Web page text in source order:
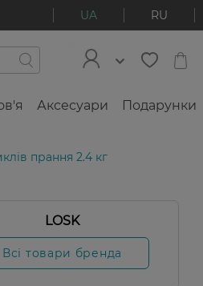
UA RU
Аксесуари Подарунки
прання 2.4 кг
LOSK
Всі товари бренда